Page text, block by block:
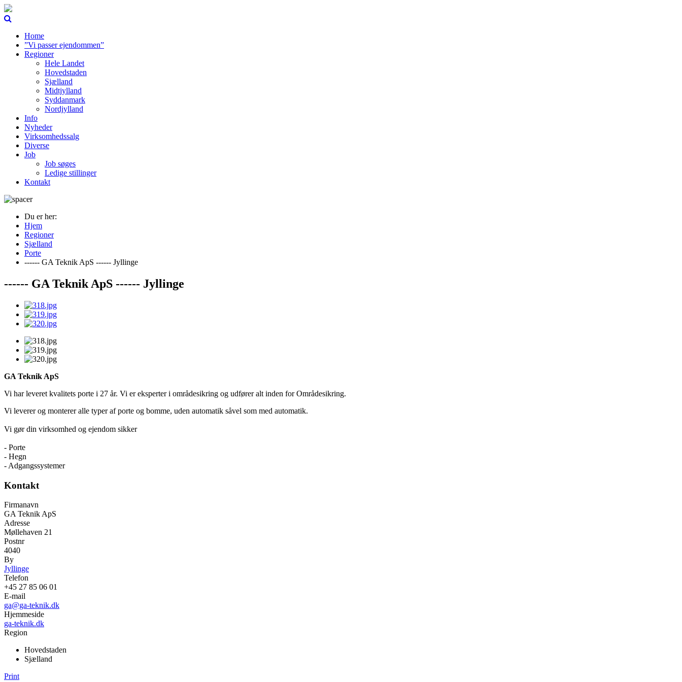
Home
”Vi passer ejendommen”
Regioner
Hele Landet
Hovedstaden
Sjælland
Midtjylland
Syddanmark
Nordjylland
Info
Nyheder
Virksomhedssalg
Diverse
Job
Job søges
Ledige stillinger
Kontakt
Du er her:
Hjem
Regioner
Sjælland
Porte
------ GA Teknik ApS ------ Jyllinge
------ GA Teknik ApS ------ Jyllinge
GA Teknik ApS
Vi har leveret kvalitets porte i 27 år. Vi er eksperter i områdesikring og udfører alt inden for Områdesikring.
Vi leverer og monterer alle typer af porte og bomme, uden automatik såvel som med automatik.
Vi gør din virksomhed og ejendom sikker
- Porte
- Hegn
- Adgangssystemer
Kontakt
Firmanavn
GA Teknik ApS
Adresse
Møllehaven 21
Postnr
4040
By
Jyllinge
Telefon
+45 27 85 06 01
E-mail
ga@ga-teknik.dk
Hjemmeside
ga-teknik.dk
Region
Hovedstaden
Sjælland
Print